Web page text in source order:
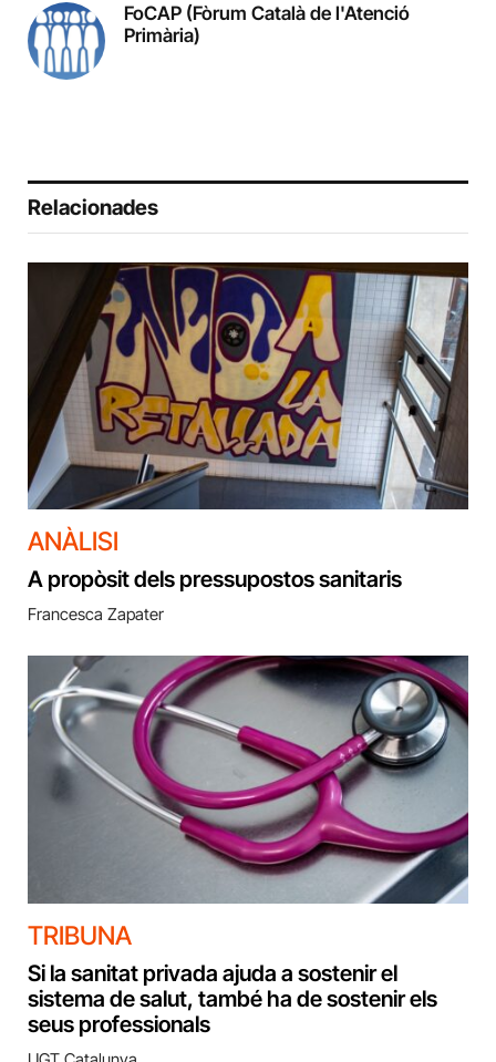
FoCAP (Fòrum Català de l'Atenció
Primària)
Relacionades
ANÀLISI
A propòsit dels pressupostos sanitaris
Francesca Zapater
TRIBUNA
Si la sanitat privada ajuda a sostenir el
sistema de salut, també ha de sostenir els
seus professionals